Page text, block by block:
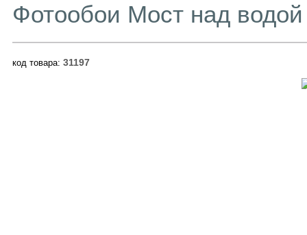
Фотообои Мост над водой
код товара: 31197